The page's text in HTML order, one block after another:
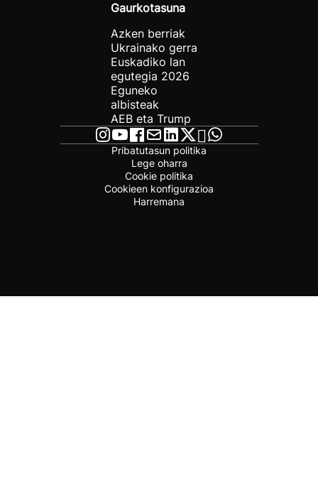
Gaurkotasuna
Azken berriak
Ukrainako gerra
Euskadiko lan
egutegia 2026
Eguneko
albisteak
AEB eta Trump
Pribatutasun politika
Lege oharra
Cookie politika
Cookieen konfigurazioa
Harremana